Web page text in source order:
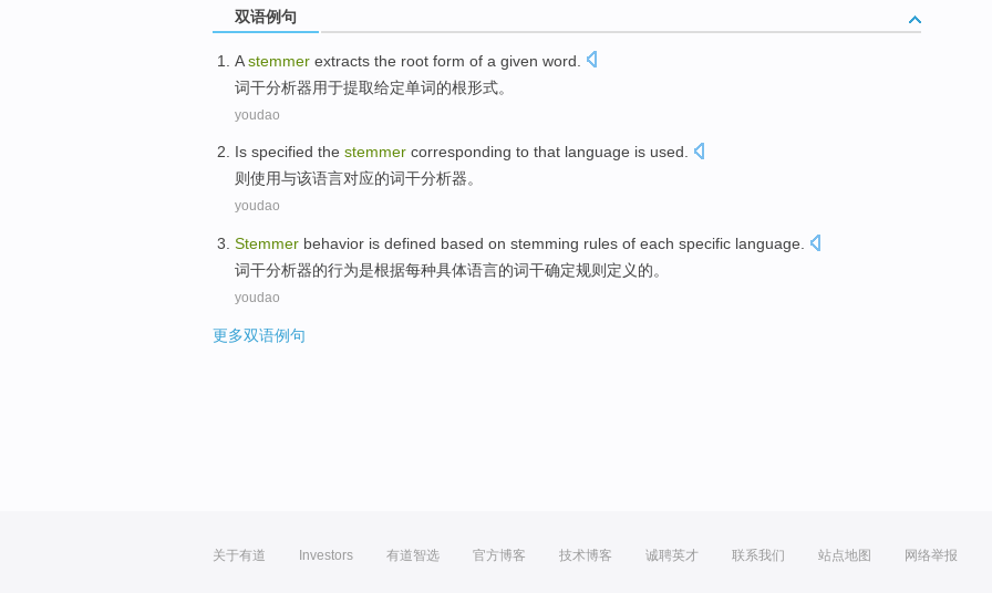
双语例句
Astemmer extracts the root form of a given word
词干分析器用于提取给定单词的根形式。
youdao
Is specified the stemmer corresponding to that language is used.
则使用与该语言对应的词干分析器。
youdao
Stemmer behavior is defined based on stemming rules of each specific language
词干分析器的行为是根据每种具体语言的词干确定规则 定义的。
youdao
更多双语例句
关于有道 Investors 有道智选 官方博客 技术博客 诚聘英才 联系我们 站点地图 网络举报